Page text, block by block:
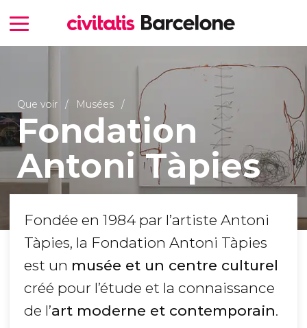
Que voir Musées
Fondation
Antoni Tàpies
Fondée en 1984 par l’artiste Antoni
Tàpies, la Fondation Antoni Tàpies
est un musée et un centre culturel
créé pour l’étude et la connaissance
de l’art moderne et contemporain.